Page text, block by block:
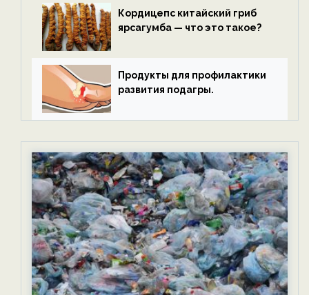
Кордицепс китайский гриб
ярсагумба — что это такое?
Продукты для профилактики
развития подагры.